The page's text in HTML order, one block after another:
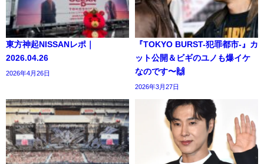
東方神起NISSANレポ｜
2026.04.26
2026年4月26日
『TOKYO BURST-犯罪都市-』カ
ット公開＆ビギのユノも爆イケ
なのです〜🙌
2026年3月27日